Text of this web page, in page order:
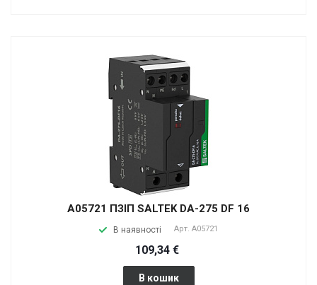
A05721 ПЗІП SALTEK DA-275 DF 16
В наявності Арт. A05721
109,34 €
В кошик